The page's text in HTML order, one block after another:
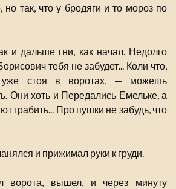
но так, что у бродяги и то мороз по
и дальше гни, как начал. Недолго
тебя не забудет... Коли что,
стоя в воротах, — можешь
Они хоть и Передались Емельке, а
грабить... Про пушки не забудь, что
и прижимал руки к груди.
ворота, вышел, и через минуту